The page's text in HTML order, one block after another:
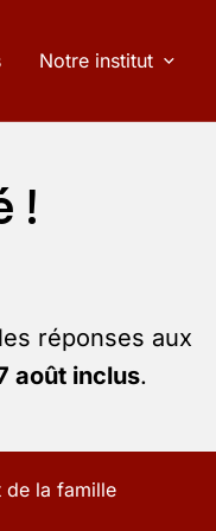
Notre institut
!
réponses aux
août inclus.
de la famille